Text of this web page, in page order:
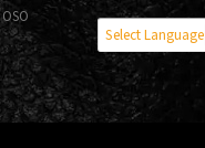
ÚDAJŮ
Select Language